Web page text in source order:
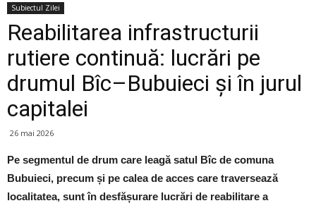
Subiectul Zilei
Reabilitarea infrastructurii
rutiere continuă: lucrări pe
drumul Bîc–Bubuieci și în jurul
capitalei
26 mai 2026
Pe segmentul de drum care leagă satul Bîc de comuna
Bubuieci, precum și pe calea de acces care traversează
localitatea, sunt în desfășurare lucrări de reabilitare a